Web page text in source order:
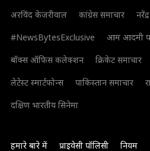
अरविंद केजरीवाल कांग्रेस समाचार
#NewsBytesExclusive
आम आदमी
बॉक्स ऑफिस कलेक्शन
क्रिकेट समाचार
लेटेस्ट स्मार्टफोन्स
पाकिस्तान समाचार
दक्षिण भारतीय सिनेमा
हमारे बारे में प्राइवेसी पॉलिसी नियम